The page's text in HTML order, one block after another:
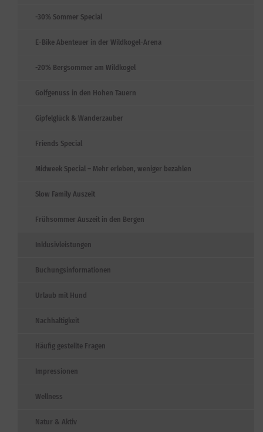
-30% Sommer Special
E-Bike Abenteuer in der Wildkogel-Arena
-20% Bergsommer am Wildkogel
Golfgenuss in den Hohen Tauern
Gipfelglück & Wanderzauber
Friends Special
Midweek Special – Mehr erleben, weniger bezahlen
Slow Family Auszeit
Frühsommer Auszeit in den Bergen
Inklusivleistungen
Buchungsinformationen
Urlaub mit Hund
Nachhaltigkeit
Häufig gestellte Fragen
Impressionen
Wellness
Natur & Aktiv